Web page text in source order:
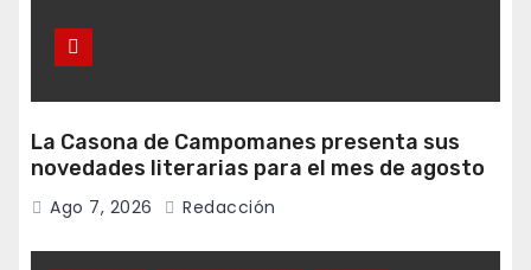
La Casona de Campomanes presenta sus
novedades literarias para el mes de agosto
Ago 7, 2026 Redacción